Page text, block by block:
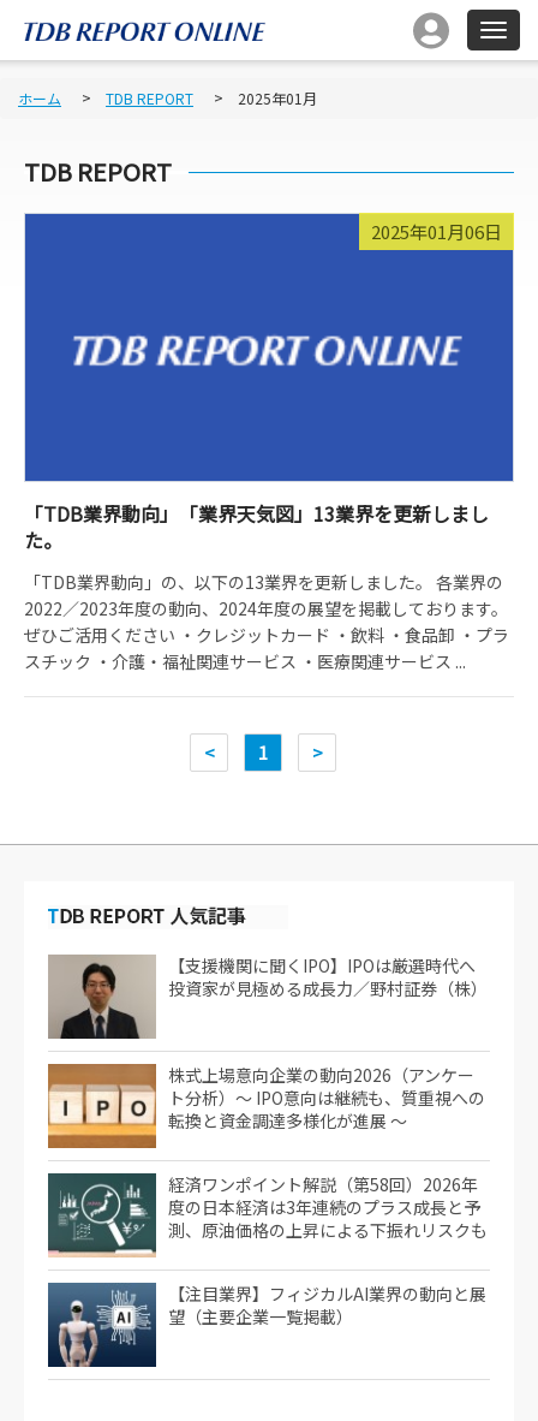
ホーム TDB REPORT 2025年01月
TDB REPORT
2025年01月06日
「TDB業界動向」「業界天気図」13業界を更新しまし
た。
「TDB業界動向」の、以下の13業界を更新しました。 各業界の
2022／2023年度の動向、2024年度の展望を掲載しております。
ぜひご活用ください ・クレジットカード ・飲料 ・食品卸 ・プラ
スチック ・介護・福祉関連サービス ・医療関連サービス ...
< 1 >
【支援機関に聞くIPO】IPOは厳選時代へ
投資家が見極める成長力／野村証券（株）
株式上場意向企業の動向2026（アンケー
ト分析）～ IPO意向は継続も、質重視への
転換と資金調達多様化が進展 ～
経済ワンポイント解説（第58回）2026年
度の日本経済は3年連続のプラス成長と予
測、原油価格の上昇による下振れリスクも
【注目業界】フィジカルAI業界の動向と展
望（主要企業一覧掲載）